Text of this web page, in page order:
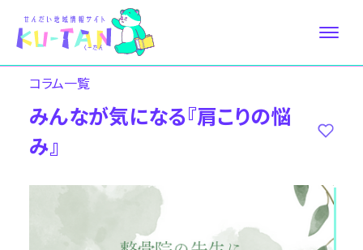
コラム⼀覧
みんなが気になる『肩こりの悩
み』